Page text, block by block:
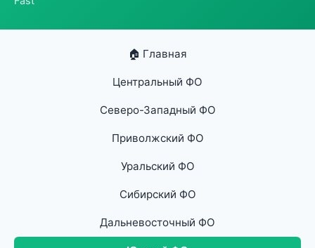
🏠 Главная
Центральный ФО
Северо-Западный ФО
Приволжский ФО
Уральский ФО
Сибирский ФО
Дальневосточный ФО